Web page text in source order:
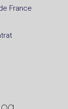
France